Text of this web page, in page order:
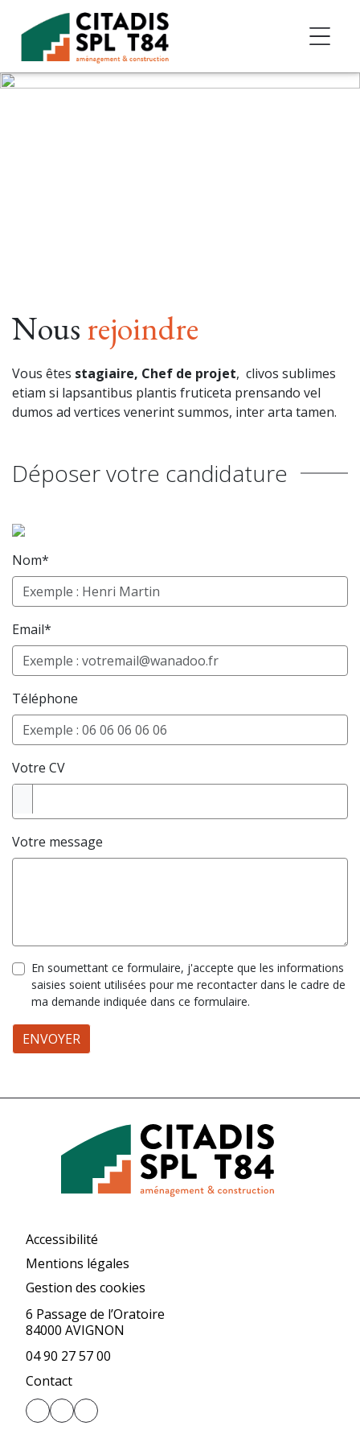
Accéder au contenu
Nousrejoindre
Vous êtes stagiaire, Chef de projet, clivos sublimes
etiam si lapsantibus plantis fruticeta prensando vel
dumos ad vertices venerint summos, inter arta tamen.
Déposer votre candidature
Nom*
Email*
Téléphone
Votre CV
Votre message
En soumettant ce formulaire, j'accepte que les informations
saisies soient utilisées pour me recontacter dans le cadre de
ma demande indiquée dans ce formulaire.
ENVOYER
Accessibilité
Mentions légales
Gestion des cookies
6 Passage de l’Oratoire
84000 AVIGNON
04 90 27 57 00
Contact